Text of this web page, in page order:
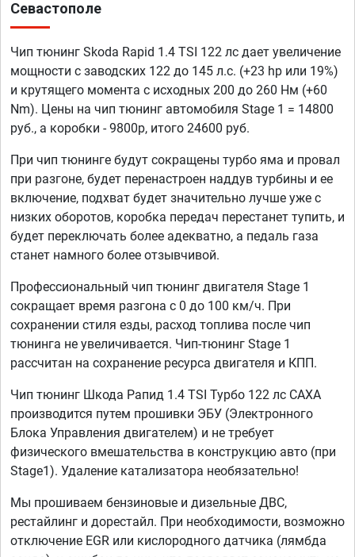
Севастополе
Чип тюнинг Skoda Rapid 1.4 TSI 122 лс дает увеличение
мощности с заводских 122 до 145 л.с. (+23 hp или 19%)
и крутящего момента с исходных 200 до 260 Нм (+60
Nm). Цены на чип тюнинг автомобиля Stage 1 = 14800
руб., а коробки - 9800р, итого 24600 руб.
При чип тюнинге будут сокращены турбо яма и провал
при разгоне, будет перенастроен наддув турбины и ее
включение, подхват будет значительно лучше уже с
низких оборотов, коробка передач перестанет тупить, и
будет переключать более адекватно, а педаль газа
станет намного более отзывчивой.
Профессиональный чип тюнинг двигателя Stage 1
сокращает время разгона с 0 до 100 км/ч. При
сохранении стиля езды, расход топлива после чип
тюнинга не увеличивается. Чип-тюнинг Stage 1
рассчитан на сохранение ресурса двигателя и КПП.
Чип тюнинг Шкода Рапид 1.4 TSI Турбо 122 лс CAXA
производится путем прошивки ЭБУ (Электронного
Блока Управления двигателем) и не требует
физического вмешательства в конструкцию авто (при
Stage1). Удаление катализатора необязательно!
Мы прошиваем бензиновые и дизельные ДВС,
рестайлинг и дорестайл. При необходимости, возможно
отключение EGR или кислородного датчика (лямбда